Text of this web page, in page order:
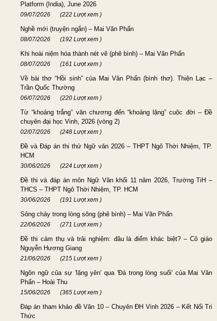
Platform (India), June 2026
09/07/2026 (222 Lượt xem )
Nghề mới (truyện ngắn) – Mai Văn Phấn
08/07/2026 (192 Lượt xem )
Khi hoài niệm hóa thành nét vẽ (phê bình) – Mai Văn Phấn
08/07/2026 (161 Lượt xem )
Về bài thơ “Hồi sinh” của Mai Văn Phấn (bình thơ). Thiện Lạc –
Trần Quốc Thường
06/07/2026 (220 Lượt xem )
Từ “khoảng trắng” văn chương đến “khoảng lặng” cuộc đời – Đề
chuyên đại học Vinh, 2026 (vòng 2)
02/07/2026 (248 Lượt xem )
Đề và Đáp án thi thử Ngữ văn 2026 – THPT Ngô Thời Nhiệm, TP.
HCM
30/06/2026 (224 Lượt xem )
Đề thi và đáp án môn Ngữ Văn khối 11 năm 2026, Trường TiH –
THCS – THPT Ngô Thời Nhiệm, TP. HCM
30/06/2026 (191 Lượt xem )
Sông chảy trong lòng sông (phê bình) – Mai Văn Phấn
22/06/2026 (271 Lượt xem )
Đề thi cảm thụ và trải nghiệm: đâu là điểm khác biệt? – Cô giáo
Nguyễn Hương Giang
21/06/2026 (215 Lượt xem )
Ngôn ngữ của sự 'lặng yên' qua 'Đá trong lòng suối' của Mai Văn
Phấn – Hoài Thu
15/06/2026 (365 Lượt xem )
Đáp án tham khảo đề Văn 10 – Chuyên ĐH Vinh 2026 – Kết Nối Tri
Thức